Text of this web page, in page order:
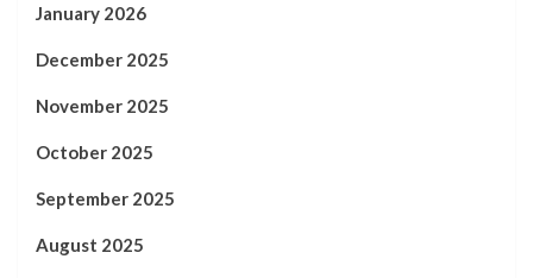
January 2026
December 2025
November 2025
October 2025
September 2025
August 2025